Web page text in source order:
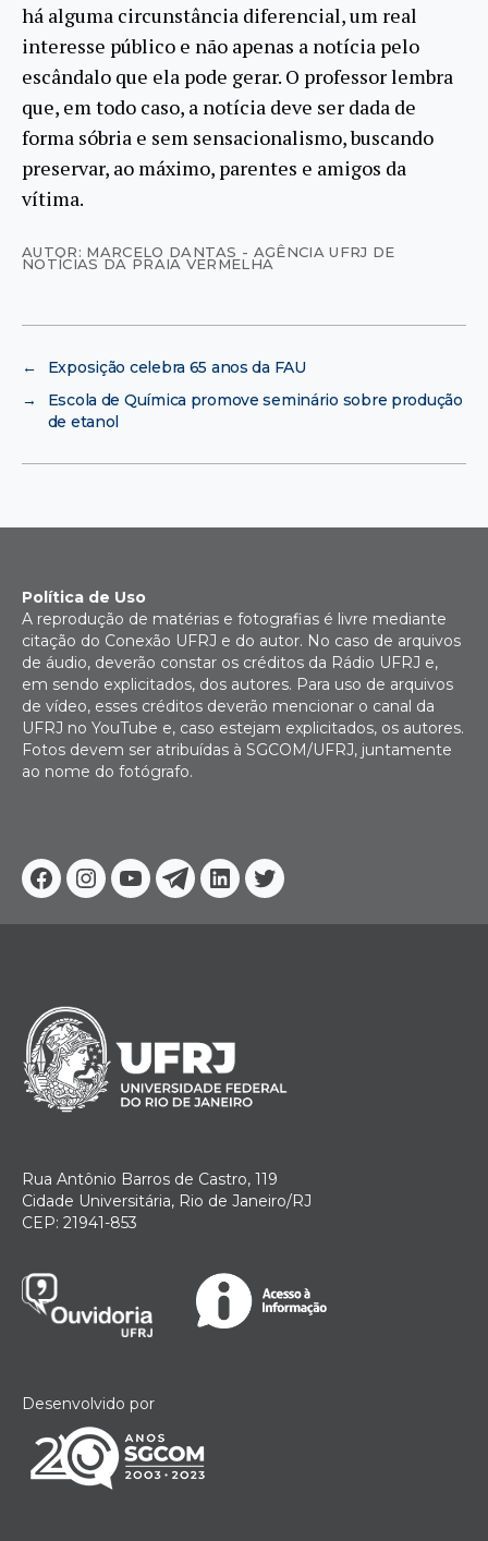
há alguma circunstância diferencial, um real
interesse público e não apenas a notícia pelo
escândalo que ela pode gerar. O professor lembra
que, em todo caso, a notícia deve ser dada de
forma sóbria e sem sensacionalismo, buscando
preservar, ao máximo, parentes e amigos da
vítima.
AUTOR: MARCELO DANTAS - AGÊNCIA UFRJ DE
NOTÍCIAS DA PRAIA VERMELHA
←
Exposição celebra 65 anos da FAU
→
Escola de Química promove seminário sobre produção
de etanol
Facebook
Instagram
YoutubeTelegram
Linkedin
Twitter
Política de Uso
A reprodução de matérias e fotografias é livre mediante
citação do Conexão UFRJ e do autor. No caso de arquivos
de áudio, deverão constar os créditos da Rádio UFRJ e,
em sendo explicitados, dos autores. Para uso de arquivos
de vídeo, esses créditos deverão mencionar o canal da
UFRJ no YouTube e, caso estejam explicitados, os autores.
Fotos devem ser atribuídas à SGCOM/UFRJ, juntamente
ao nome do fotógrafo.
Rua Antônio Barros de Castro, 119
Cidade Universitária, Rio de Janeiro/RJ
CEP: 21941-853
Desenvolvido por